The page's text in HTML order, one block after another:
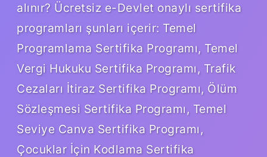
alınır? Ücretsiz e-Devlet onaylı sertifika
programları şunları içerir: Temel
Programlama Sertifika Programı, Temel
Vergi Hukuku Sertifika Programı, Trafik
Cezaları İtiraz Sertifika Programı, Ölüm
Sözleşmesi Sertifika Programı, Temel
Seviye Canva Sertifika Programı,
Çocuklar İçin Kodlama Sertifika